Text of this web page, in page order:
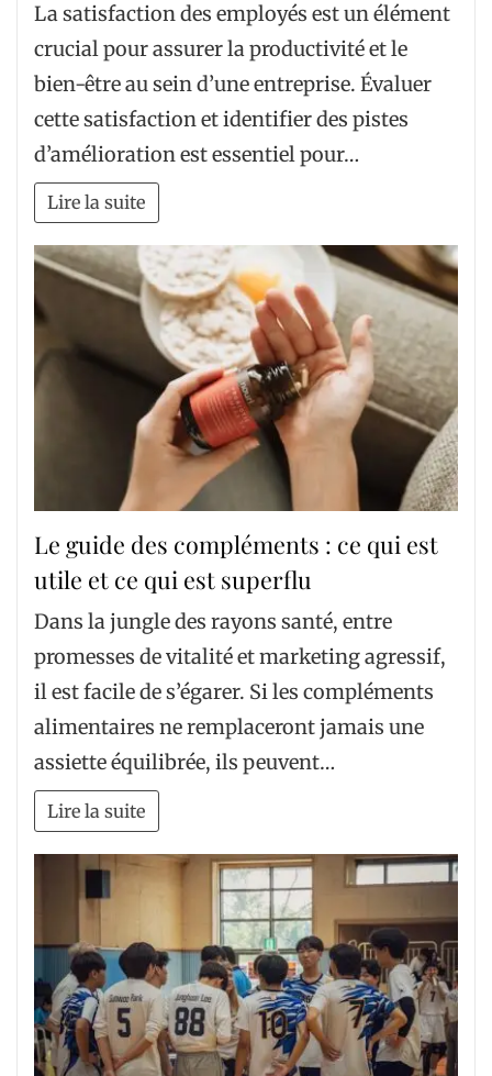
La satisfaction des employés est un élément
crucial pour assurer la productivité et le
bien-être au sein d’une entreprise. Évaluer
cette satisfaction et identifier des pistes
d’amélioration est essentiel pour…
Lire la suite
Le guide des compléments : ce qui est
utile et ce qui est superflu
Dans la jungle des rayons santé, entre
promesses de vitalité et marketing agressif,
il est facile de s’égarer. Si les compléments
alimentaires ne remplaceront jamais une
assiette équilibrée, ils peuvent…
Lire la suite